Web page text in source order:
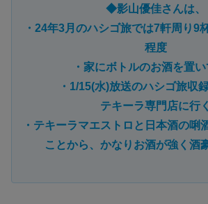
◆影山優佳さんは、
・24年3月のハシゴ旅では7軒周り9
程度
・家にボトルのお酒を置
・1/15(水)放送のハシゴ旅収
テキーラ専門店に行く
・テキーラマエストロと日本酒の唎
ことから、かなりお酒が強く酒